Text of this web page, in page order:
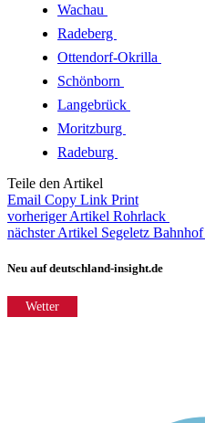
Wachau
Radeberg
Ottendorf-Okrilla
Schönborn
Langebrück
Moritzburg
Radeburg
Teile den Artikel
Email Copy Link Print
vorheriger Artikel Rohrlack
nächster Artikel Segeletz Bahnhof
Neu auf deutschland-insight.de
Wetter